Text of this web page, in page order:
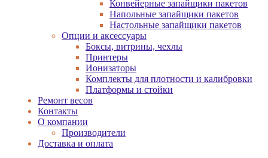
Конвейерные запайщики пакетов
Напольные запайщики пакетов
Настольные запайщики пакетов
Опции и аксессуары
Боксы, витрины, чехлы
Принтеры
Ионизаторы
Комплекты для плотности и калибровки
Платформы и стойки
Ремонт весов
Контакты
О компании
Производители
Доставка и оплата